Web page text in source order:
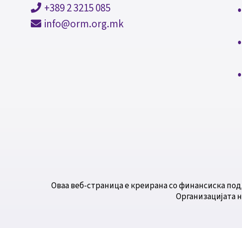
+389 2 3215 085
info@orm.org.mk
Оваа веб-страница е креирана со финансиска
Организацијата